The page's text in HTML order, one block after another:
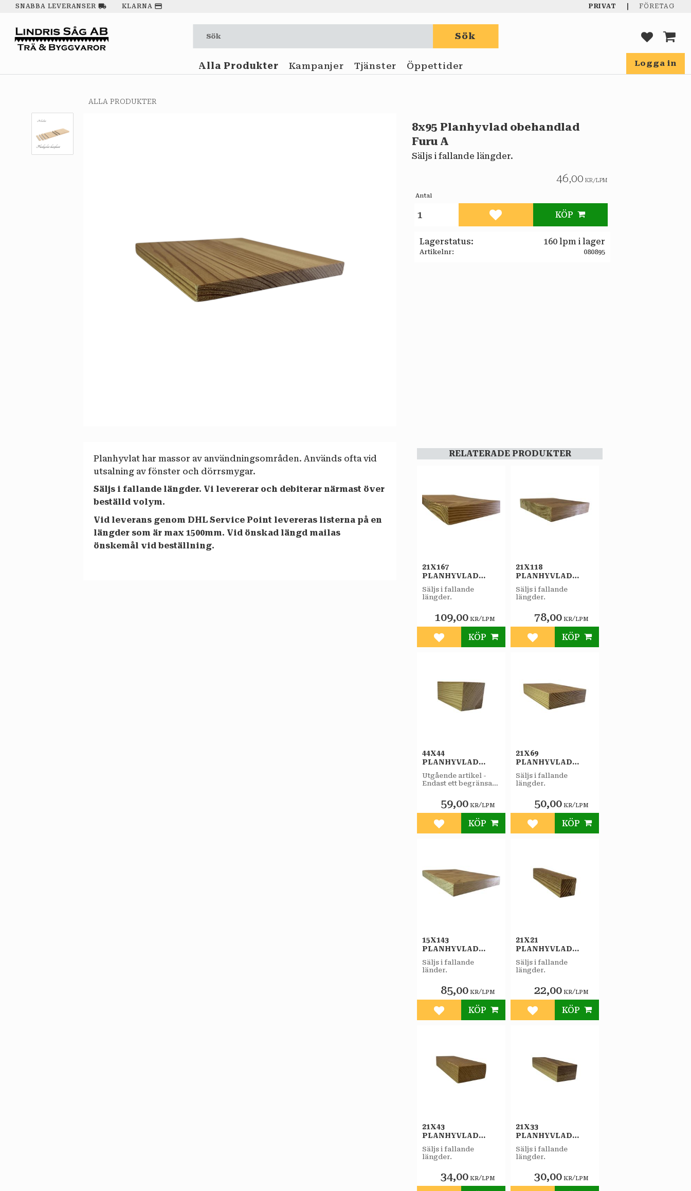
SNABBA LEVERANSER local_shipping KLARNA payment PRIVAT FÖRETAG
Logga in
Sök
Alla Produkter Kampanjer Tjänster Öppettider
ALLA PRODUKTER
8x95 Planhyvlad obehandlad
Furu A
Säljs i fallande längder.
46,00 KR/LPM
Antal
KÖP
Lägg till i favoriter
Lagerstatus 160 lpm i lager
Artikelnr 080895
Planhyvlat har massor av användningsområden. Används ofta vid
utsalning av fönster och dörrsmygar.
Säljs i fallande längder. Vi levererar och debiterar närmast över
beställd volym.
Vid leverans genom DHL Service Point levereras listerna på en
längder som är max 1500mm. Vid önskad längd mailas
önskemål vid beställning.
RELATERADE PRODUKTER
21X167
PLANHYVLAD
FURU A
Säljs i fallande
längder.
109,00KR/LPM
Lägg till i favoriter
KÖP
21X118
PLANHYVLAD
FURU A
Säljs i fallande
längder.
78,00KR/LPM
Lägg till i favoriter
KÖP
44X44
PLANHYVLAD
OBEHANDLAD
FURU A
Utgående artikel -
Endast ett begränsat
59,00KR/LPM
Lägg till i favoriter
KÖP
21X69
PLANHYVLAD
OBEHANDLAD
FURU A
Säljs i fallande
längder.
50,00KR/LPM
Lägg till i favoriter
KÖP
15X143
PLANHYVLAD
FURU A
Säljs i fallande
länder.
85,00KR/LPM
Lägg till i favoriter
KÖP
21X21
PLANHYVLAD
FURU A
Säljs i fallande
längder.
22,00KR/LPM
Lägg till i favoriter
KÖP
21X43
PLANHYVLAD
FURU A
Säljs i fallande
längder.
34,00KR/LPM
21X33
PLANHYVLAD
FURU A
Säljs i fallande
längder.
30,00KR/LPM